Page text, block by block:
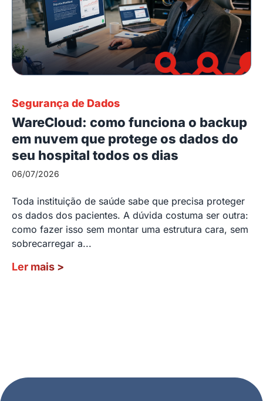
Segurança de Dados
WareCloud: como funciona o backup
em nuvem que protege os dados do
seu hospital todos os dias
06/07/2026
Toda instituição de saúde sabe que precisa proteger
os dados dos pacientes. A dúvida costuma ser outra:
como fazer isso sem montar uma estrutura cara, sem
sobrecarregar a...
Ler mais >